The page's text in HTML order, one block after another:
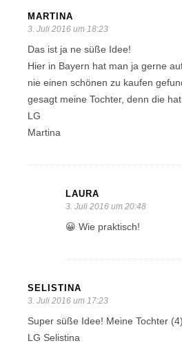
MARTINA
3. Juli 2016 um 18:23
Das ist ja ne süße Idee!
Hier in Bayern hat man ja gerne
nie einen schönen zu kaufen
gesagt meine Tochter, denn die
LG
Martina
LAURA
3. Juli 2016 um 20:48
😀 Wie praktisch!
SELISTINA
3. Juli 2016 um 17:23
Super süße Idee! Meine Tochter
LG Selistina